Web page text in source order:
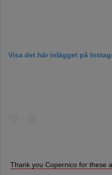
Visa det här inlägget på
Thank you Copernico for these